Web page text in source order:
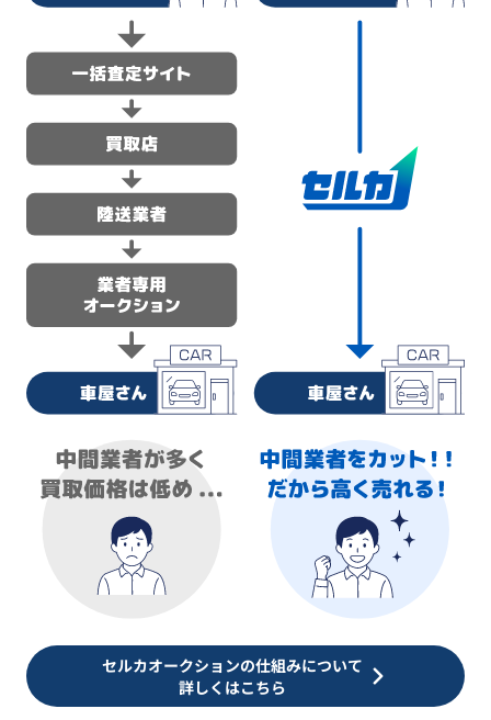
セルカオークションの仕組みについて
詳しくはこちら